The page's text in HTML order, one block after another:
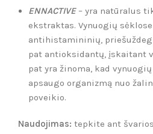
ENNACTIVE – yra natūralus
ekstraktas. Vynuogių
antihistamininių,
pat antioksidantų, įskaitant
pat yra žinoma, kad
apsaugo organizmą nuo
poveikio.
Naudojimas: tepkite ant